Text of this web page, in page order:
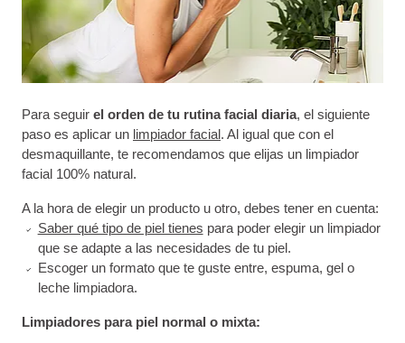
Para seguir el orden de tu rutina facial diaria, el siguiente
paso es aplicar un limpiador facial. Al igual que con el
desmaquillante, te recomendamos que elijas un limpiador
facial 100% natural.
A la hora de elegir un producto u otro, debes tener en cuenta:
Saber qué tipo de piel tienes para poder elegir un limpiador
que se adapte a las necesidades de tu piel.
Escoger un formato que te guste entre, espuma, gel o
leche limpiadora.
Limpiadores para piel normal o mixta: